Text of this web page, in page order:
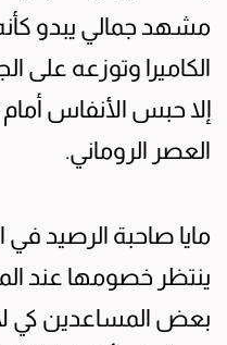
مشهد جمالي يبدو
الكاميرا وتوزعه على
إلا حبس الأنفاس
العصر الروماني.
مايا صاحبة الرصيد في
ينتظر خصومها عند
بعض المساعدين كي